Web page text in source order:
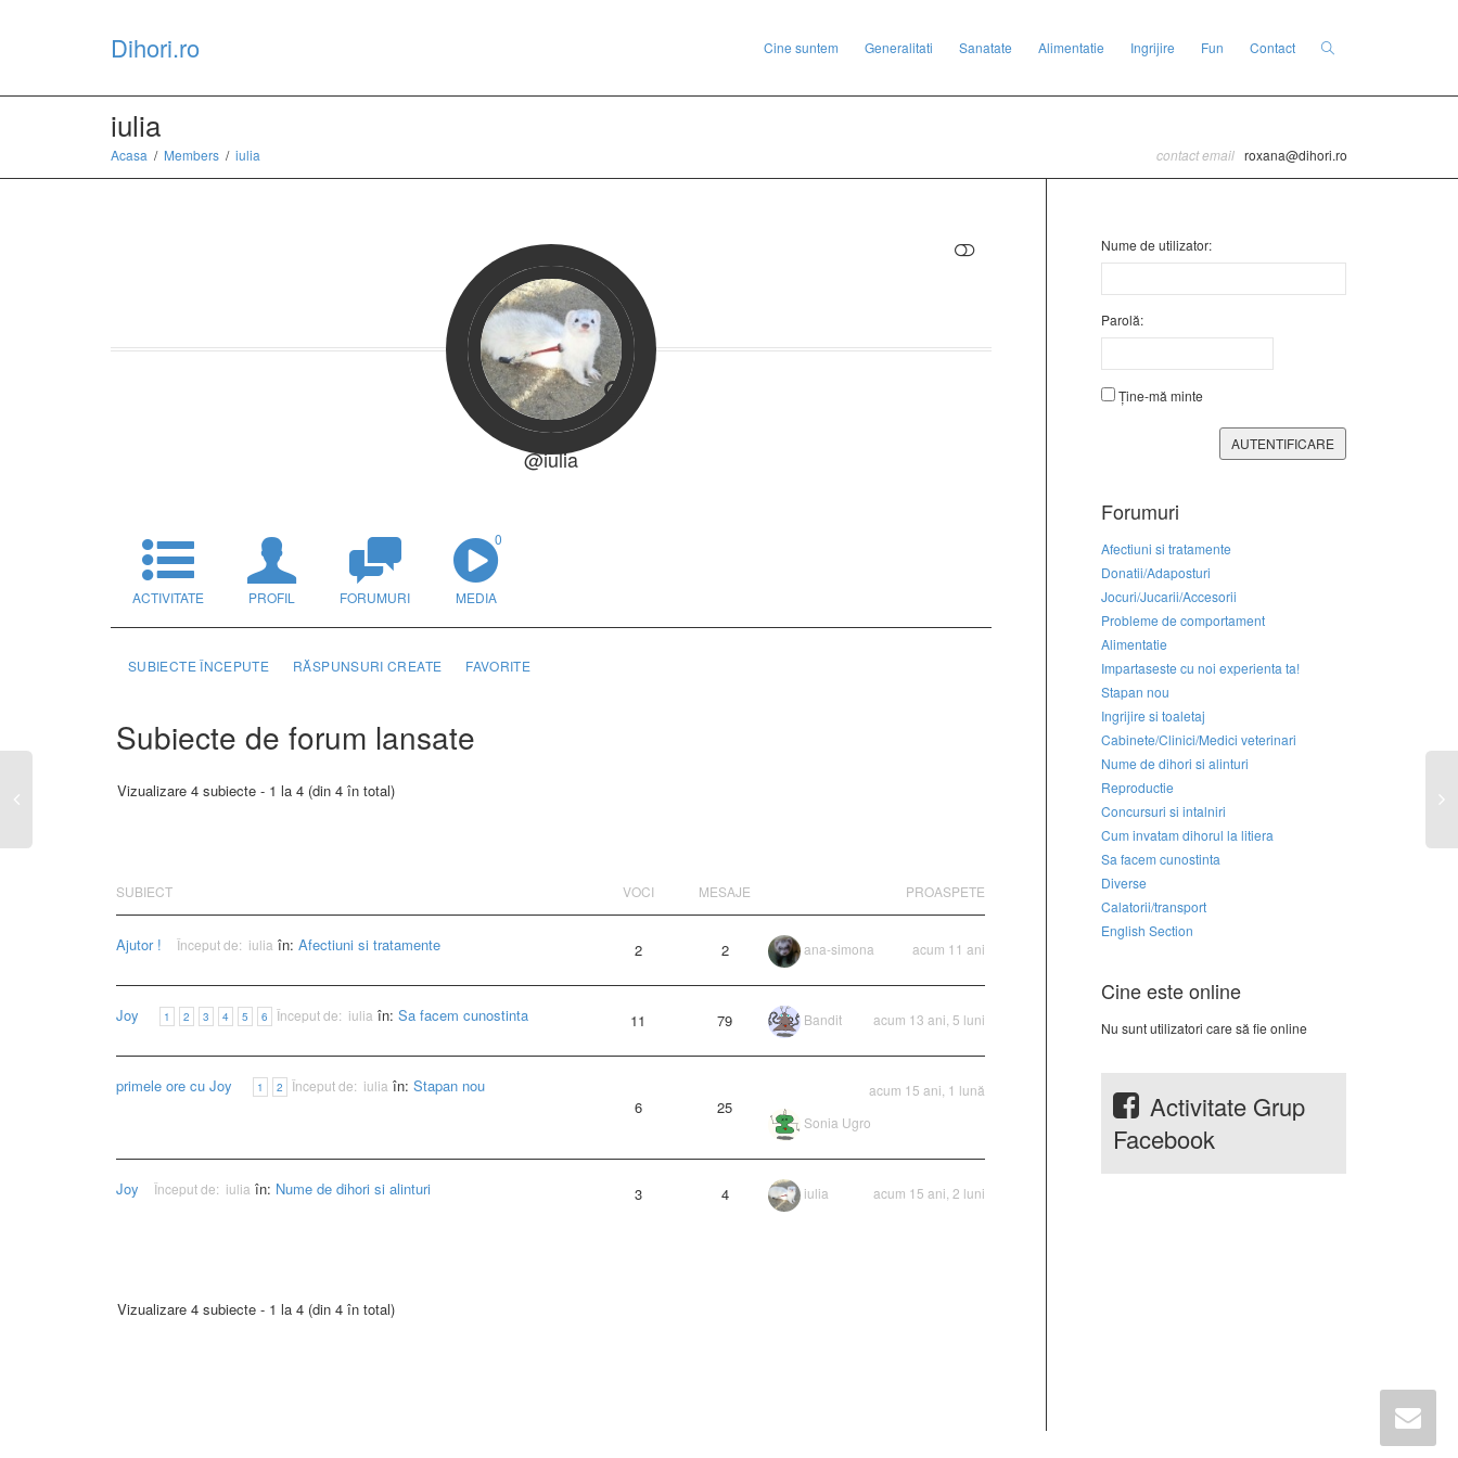
Dihori.ro Cine suntem Generalitati Sanatate Alimentatie Ingrijire Fun Contact
iulia
Acasa Members iulia contact email roxana@dihori.ro
@iulia
ACTIVITATE PROFIL FORUMURI MEDIA
0
SUBIECTE ÎNCEPUTE RĂSPUNSURI CREATE FAVORITE
Subiecte de forum lansate
Vizualizare 4 subiecte - 1 la 4 (din 4 în total)
SUBIECT VOCI MESAJE PROASPETE
Ajutor ! Început de: iulia în: Afectiuni si tratamente 2 2 acum 11 ani
ana-simona
Joy 1 2 3 4 5 6 Început de: iulia în: Sa facem cunostinta 11 79 acum 13 ani, 5 luni
Bandit
primele ore cu Joy 1 2 Început de: iulia în: Stapan nou
6
25
acum 15 ani, 1 lună
Sonia Ugro
Joy Început de: iulia în: Nume de dihori si alinturi 3 4 acum 15 ani, 2 luni
iulia
Vizualizare 4 subiecte - 1 la 4 (din 4 în total)
Nume de utilizator:
Parolă:
Ține-mă minte
AUTENTIFICARE
Forumuri
Afectiuni si tratamente
Donatii/Adaposturi
Jocuri/Jucarii/Accesorii
Probleme de comportament
Alimentatie
Impartaseste cu noi experienta ta!
Stapan nou
Ingrijire si toaletaj
Cabinete/Clinici/Medici veterinari
Nume de dihori si alinturi
Reproductie
Concursuri si intalniri
Cum invatam dihorul la litiera
Sa facem cunostinta
Diverse
Calatorii/transport
English Section
Cine este online
Nu sunt utilizatori care să fie online
Activitate Grup
Facebook